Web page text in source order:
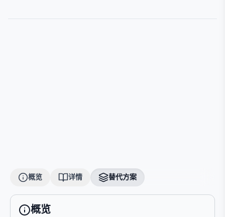
概览 详情 替代方案
概览